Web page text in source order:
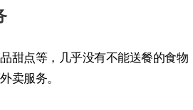
甜点等，几乎没有不能送餐的食物
卖服务。